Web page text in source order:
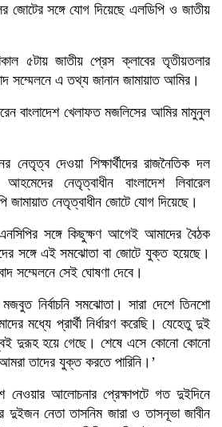
জোটের সঙ্গে যোগ দিয়েছে এলডিপি ও জাতীয়
৫টায় জাতীয় প্রেস ক্লাবের তৃতীয়তলার
সম্মেলনে এ তথ্য জানান জামায়াত আমির।
বাংলাদেশ খেলাফত মজলিসের আমির মামুনুল
নেতৃত্ব দেওয়া শিক্ষার্থীদের রাজনৈতিক দল
নেতৃত্বাধীন বাংলাদেশ লিবারেল
জামায়াত নেতৃত্বাধীন জোটে যোগ দিয়েছে।
সঙ্গে কিছুক্ষণ আগেই আমাদের বৈঠক
সঙ্গে এই সমঝোতা বা জোটে যুক্ত হয়েছে।
সম্মেলনে সেই ঘোষণা দেবে।
নির্বাচনি সমঝোতা। সারা দেশে তিনশো
মধ্যে প্রার্থী নির্ধারণ করেছি। যেহেতু দুই
দুরূহ হয়ে গেছে। শেষে এসে কোনো কোনো
তাদের যুক্ত করতে পারিনি।’
নেওয়ার আলোচনার প্রেক্ষাপটে গত দুইদিনে
দুইজন নেতা তাসনিম জারা ও তাসনূভা জাবীন